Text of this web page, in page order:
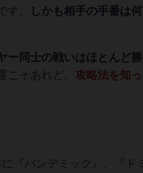
す。
しかも相手の手番は
ー同士の戦いはほとんど
そあれど、 攻略法を知
『パンデミック』、『ド